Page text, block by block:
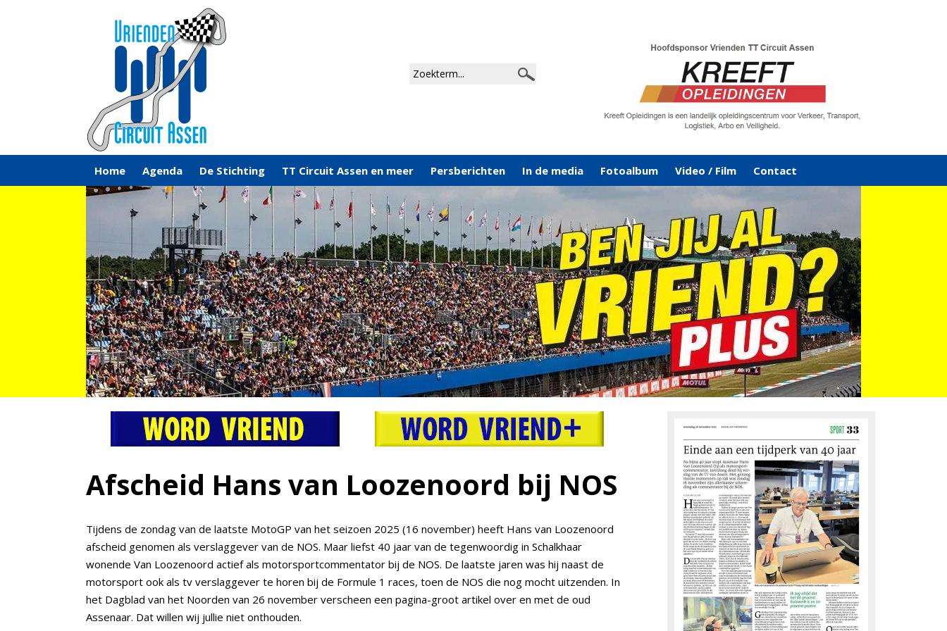
Home Agenda De Stichting TT Circuit Assen en meer Persberichten In de media Fotoalbum Video / Film Contact
Afscheid Hans van Loozenoord bij NOS
Tijdens de zondag van de laatste MotoGP van het seizoen 2025 (16 november) heeft Hans van Loozenoord
afscheid genomen als verslaggever van de NOS. Maar liefst 40 jaar van de tegenwoordig in Schalkhaar
wonende Van Loozenoord actief als motorsportcommentator bij de NOS. De laatste jaren was hij naast de
motorsport ook als tv verslaggever te horen bij de Formule 1 races, toen de NOS die nog mocht uitzenden. In
het Dagblad van het Noorden van 26 november verscheen een pagina-groot artikel over en met de oud
Assenaar. Dat willen wij jullie niet onthouden.